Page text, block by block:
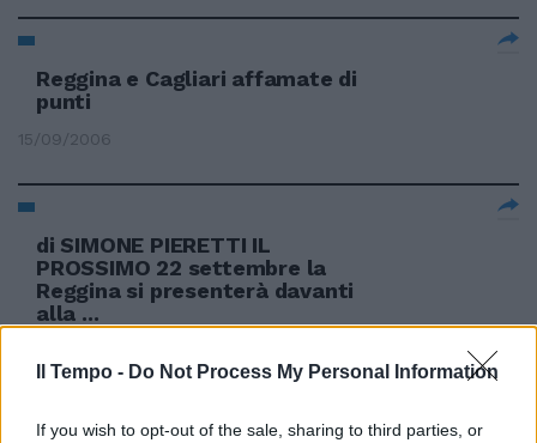
Il Tempo - Do Not Process My Personal Information
If you wish to opt-out of the sale, sharing to third parties, or
Reggina e Cagliari affamate di
punti
15/09/2006
di SIMONE PIERETTI IL
PROSSIMO 22 settembre la
Reggina si presenterà davanti
alla ...